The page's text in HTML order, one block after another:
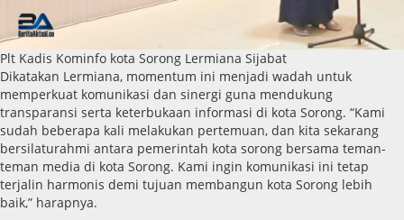
Plt Kadis Kominfo kota Sorong Lermiana Sijabat
Dikatakan Lermiana, momentum ini menjadi wadah untuk
memperkuat komunikasi dan sinergi guna mendukung
transparansi serta keterbukaan informasi di kota Sorong. “Kami
sudah beberapa kali melakukan pertemuan, dan kita sekarang
bersilaturahmi antara pemerintah kota sorong bersama teman-
teman media di kota Sorong. Kami ingin komunikasi ini tetap
terjalin harmonis demi tujuan membangun kota Sorong lebih
baik,” harapnya.